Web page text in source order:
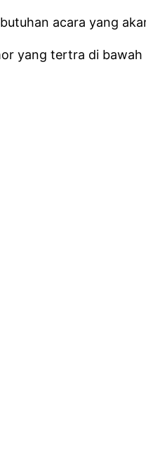
acara yang
yang tertra di bawah